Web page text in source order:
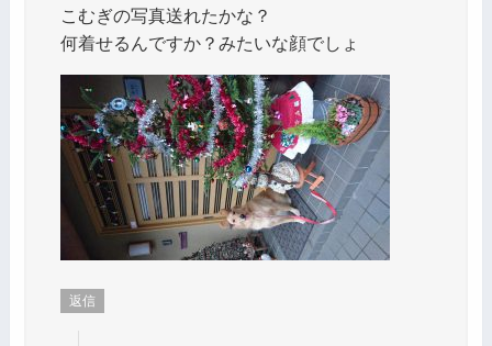
こむぎの写真送れたかな？
何着せるんですか？みたいな顔でしょ
返信